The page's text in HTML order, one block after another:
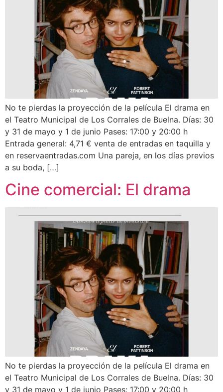
No te pierdas la proyección de la película El drama en
el Teatro Municipal de Los Corrales de Buelna. Días: 30
y 31 de mayo y 1 de junio Pases: 17:00 y 20:00 h
Entrada general: 4,71 € venta de entradas en taquilla y
en reservaentradas.com Una pareja, en los días previos
a su boda, […]
Cine comercial: El drama
No te pierdas la proyección de la película El drama en
el Teatro Municipal de Los Corrales de Buelna. Días: 30
y 31 de mayo y 1 de junio Pases: 17:00 y 20:00 h